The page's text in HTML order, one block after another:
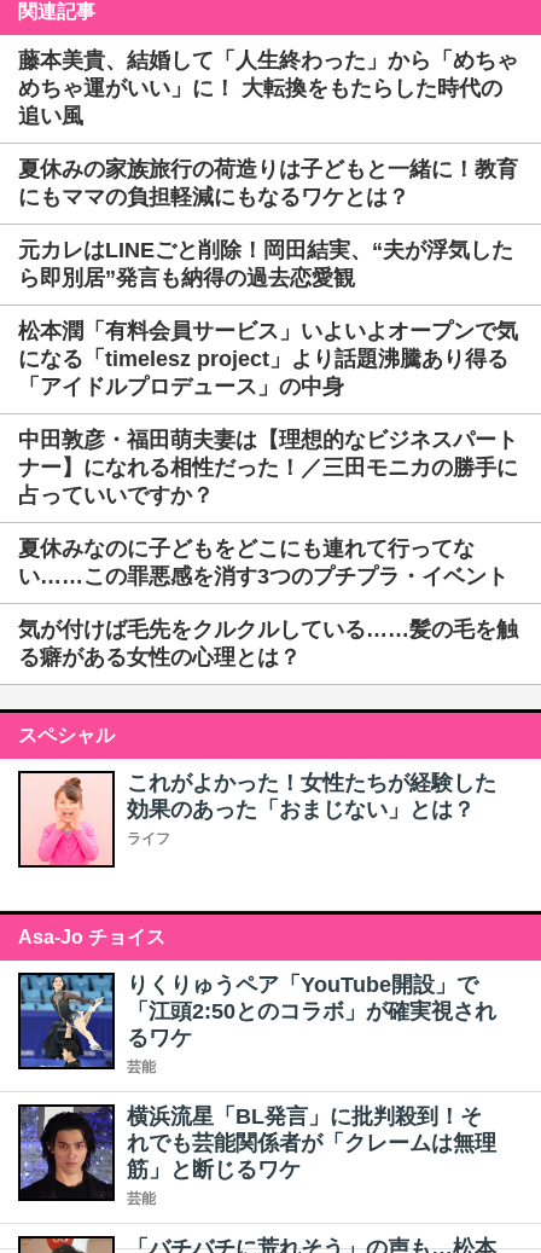
関連記事
藤本美貴、結婚して「人生終わった」から「めちゃ
めちゃ運がいい」に！ 大転換をもたらした時代の
追い風
夏休みの家族旅行の荷造りは子どもと一緒に！教育
にもママの負担軽減にもなるワケとは？
元カレはLINEごと削除！岡田結実、“夫が浮気した
ら即別居”発言も納得の過去恋愛観
松本潤「有料会員サービス」いよいよオープンで気
になる「timelesz project」より話題沸騰あり得る
「アイドルプロデュース」の中身
中田敦彦・福田萌夫妻は【理想的なビジネスパート
ナー】になれる相性だった！／三田モニカの勝手に
占っていいですか？
夏休みなのに子どもをどこにも連れて行ってな
い……この罪悪感を消す3つのプチプラ・イベント
気が付けば毛先をクルクルしている……髪の毛を触
る癖がある女性の心理とは？
スペシャル
これがよかった！女性たちが経験した
効果のあった「おまじない」とは？
ライフ
Asa-Jo チョイス
りくりゅうペア「YouTube開設」で
「江頭2:50とのコラボ」が確実視され
るワケ
芸能
横浜流星「BL発言」に批判殺到！そ
れでも芸能関係者が「クレームは無理
筋」と断じるワケ
芸能
「バチバチに荒れそう」の声も…松本